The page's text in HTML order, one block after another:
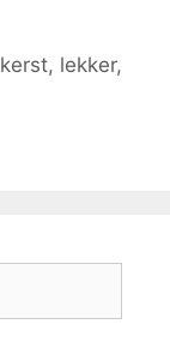
kerst, lekker,